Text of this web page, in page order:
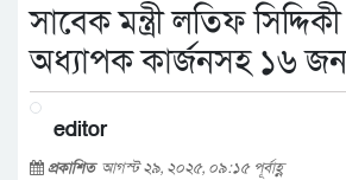
সাবেক মন্ত্রী লতিফ
অধ্যাপক কার্জনসহ ১৬ জন
editor
প্রকাশিত আগস্ট ২৯, ২০২৫, ০৯:১৫ পূর্বাহ্ণ